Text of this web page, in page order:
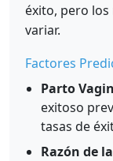
éxito, pero
variar.
Factores
Parto
exitoso
tasas de
Razón de